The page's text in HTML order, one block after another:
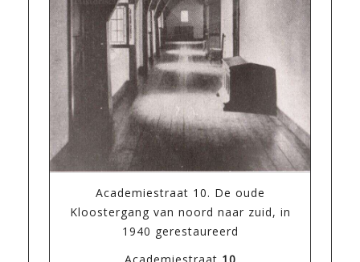
Academiestraat 10. De oude
Kloostergang van noord naar zuid, in
1940 gerestaureerd